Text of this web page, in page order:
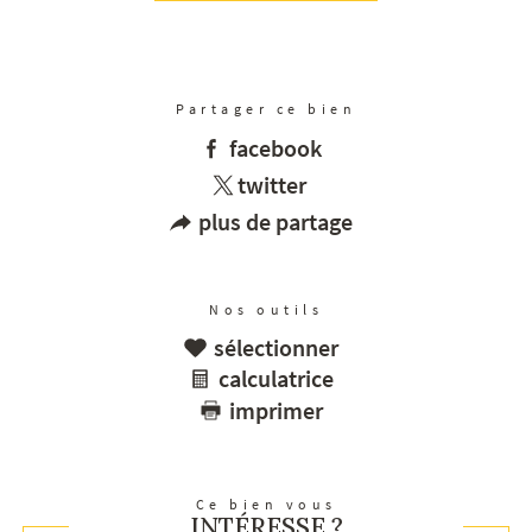
Partager ce bien
facebook
twitter
plus de partage
Nos outils
sélectionner
calculatrice
imprimer
Ce bien vous